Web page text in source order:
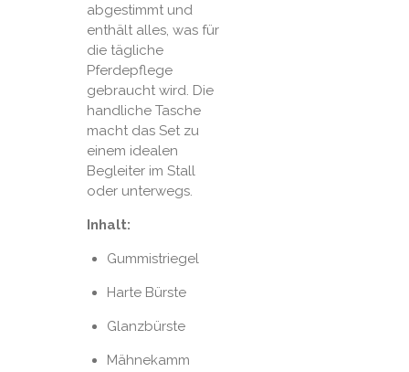
abgestimmt und
enthält alles, was für
die tägliche
Pferdepflege
gebraucht wird. Die
handliche Tasche
macht das Set zu
einem idealen
Begleiter im Stall
oder unterwegs.
Inhalt:
Gummistriegel
Harte Bürste
Glanzbürste
Mähnekamm